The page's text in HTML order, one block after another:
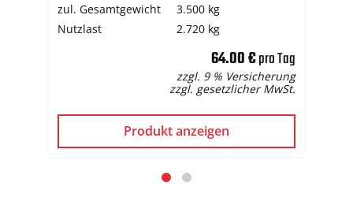
zul. Gesamtgewicht
3.500 kg
Nutzlast
2.720 kg
64.00 €pro Tag
zzgl. 9 % Versicherung
zzgl. gesetzlicher MwSt.
Produkt anzeigen